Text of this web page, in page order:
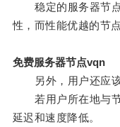
稳定的服务器节点
性，而性能优越的节
免费服务器节点vqn
另外，用户还应该
若用户所在地与节
延迟和速度降低。